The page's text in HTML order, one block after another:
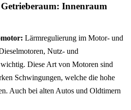
Innenraum
Lärmregulierung im Motor- und
Nutz- und
Diese Art von Motoren sind
Schwingungen, welche die hohe
Auch bei alten Autos und Oldtimern